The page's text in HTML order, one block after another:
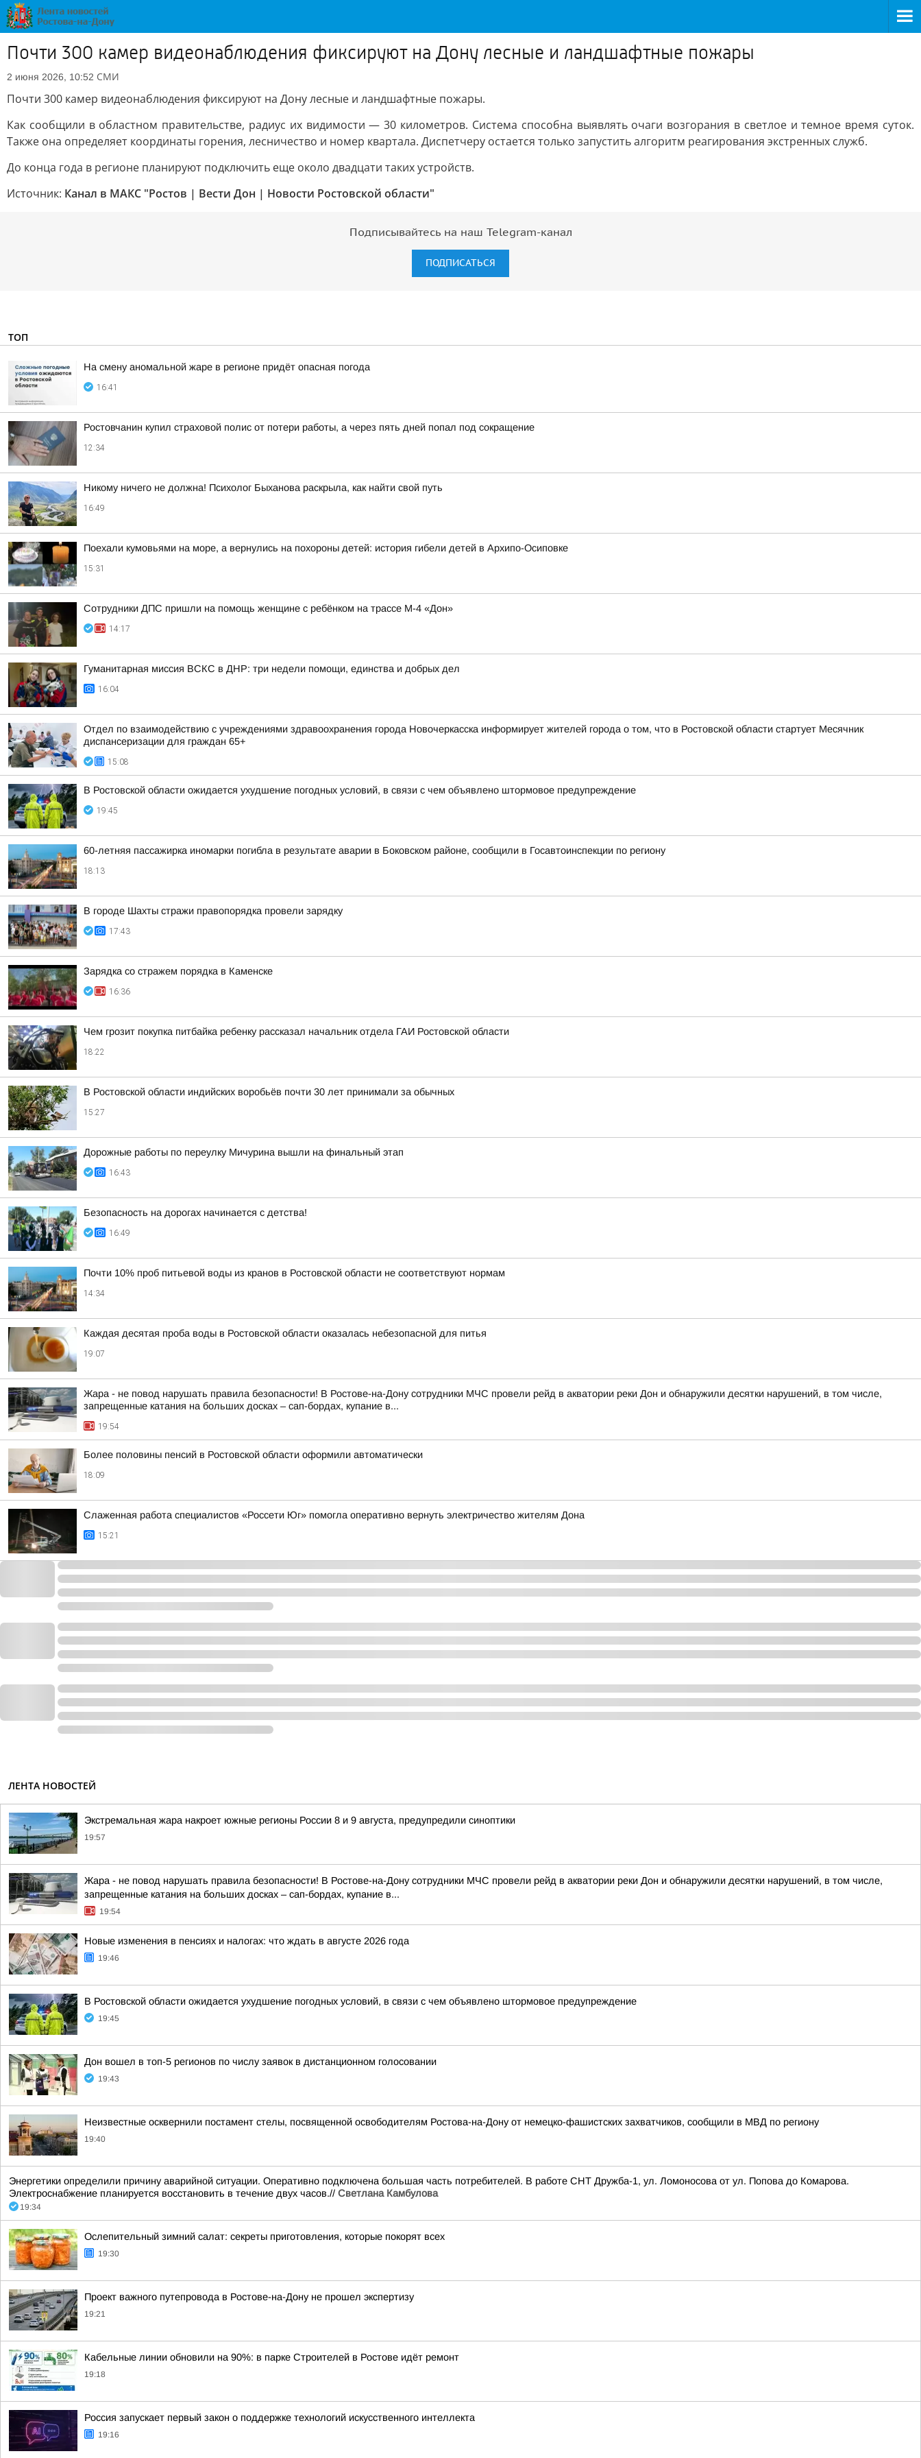
Почти 300 камер видеонаблюдения фиксируют на Дону лесные и ландшафтные пожары
2 июня 2026, 10:52 СМИ
Почти 300 камер видеонаблюдения фиксируют на Дону лесные и ландшафтные пожары.
Как сообщили в областном правительстве, радиус их видимости — 30 километров. Система способна выявлять очаги возгорания в светлое и темное время суток.
Также она определяет координаты горения, лесничество и номер квартала. Диспетчеру остается только запустить алгоритм реагирования экстренных служб.
До конца года в регионе планируют подключить еще около двадцати таких устройств.
Источник: Канал в МАКС "Ростов | Вести Дон | Новости Ростовской области"
Подписывайтесь на наш Telegram-канал
ПОДПИСАТЬСЯ
ТОП
На смену аномальной жаре в регионе придёт опасная погода
16:41
Ростовчанин купил страховой полис от потери работы, а через пять дней попал под сокращение
12:34
Никому ничего не должна! Психолог Быханова раскрыла, как найти свой путь
16:49
Поехали кумовьями на море, а вернулись на похороны детей: история гибели детей в Архипо-Осиповке
15:31
Сотрудники ДПС пришли на помощь женщине с ребёнком на трассе М-4 «Дон»
14:17
Гуманитарная миссия ВСКС в ДНР: три недели помощи, единства и добрых дел
16:04
Отдел по взаимодействию с учреждениями здравоохранения города Новочеркасска информирует жителей города о том, что в Ростовской области стартует Месячник
диспансеризации для граждан 65+
15:08
В Ростовской области ожидается ухудшение погодных условий, в связи с чем объявлено штормовое предупреждение
19:45
60-летняя пассажирка иномарки погибла в результате аварии в Боковском районе, сообщили в Госавтоинспекции по региону
18:13
В городе Шахты стражи правопорядка провели зарядку
17:43
Зарядка со стражем порядка в Каменске
16:36
Чем грозит покупка питбайка ребенку рассказал начальник отдела ГАИ Ростовской области
18:22
В Ростовской области индийских воробьёв почти 30 лет принимали за обычных
15:27
Дорожные работы по переулку Мичурина вышли на финальный этап
16:43
Безопасность на дорогах начинается с детства!
16:49
Почти 10% проб питьевой воды из кранов в Ростовской области не соответствуют нормам
14:34
Каждая десятая проба воды в Ростовской области оказалась небезопасной для питья
19:07
Жара - не повод нарушать правила безопасности! В Ростове-на-Дону сотрудники МЧС провели рейд в акватории реки Дон и обнаружили десятки нарушений, в том числе,
запрещенные катания на больших досках – сап-бордах, купание в...
19:54
Более половины пенсий в Ростовской области оформили автоматически
18:09
Слаженная работа специалистов «Россети Юг» помогла оперативно вернуть электричество жителям Дона
15:21
ЛЕНТА НОВОСТЕЙ
Экстремальная жара накроет южные регионы России 8 и 9 августа, предупредили синоптики
19:57
Жара - не повод нарушать правила безопасности! В Ростове-на-Дону сотрудники МЧС провели рейд в акватории реки Дон и обнаружили десятки нарушений, в том числе,
запрещенные катания на больших досках – сап-бордах, купание в...
19:54
Новые изменения в пенсиях и налогах: что ждать в августе 2026 года
19:46
В Ростовской области ожидается ухудшение погодных условий, в связи с чем объявлено штормовое предупреждение
19:45
Дон вошел в топ-5 регионов по числу заявок в дистанционном голосовании
19:43
Неизвестные осквернили постамент стелы, посвященной освободителям Ростова-на-Дону от немецко-фашистских захватчиков, сообщили в МВД по региону
19:40
Энергетики определили причину аварийной ситуации. Оперативно подключена большая часть потребителей. В работе СНТ Дружба-1, ул. Ломоносова от ул. Попова до Комарова.
Электроснабжение планируется восстановить в течение двух часов.// Светлана Камбулова
19:34
Ослепительный зимний салат: секреты приготовления, которые покорят всех
19:30
Проект важного путепровода в Ростове-на-Дону не прошел экспертизу
19:21
Кабельные линии обновили на 90%: в парке Строителей в Ростове идёт ремонт
19:18
Россия запускает первый закон о поддержке технологий искусственного интеллекта
19:16